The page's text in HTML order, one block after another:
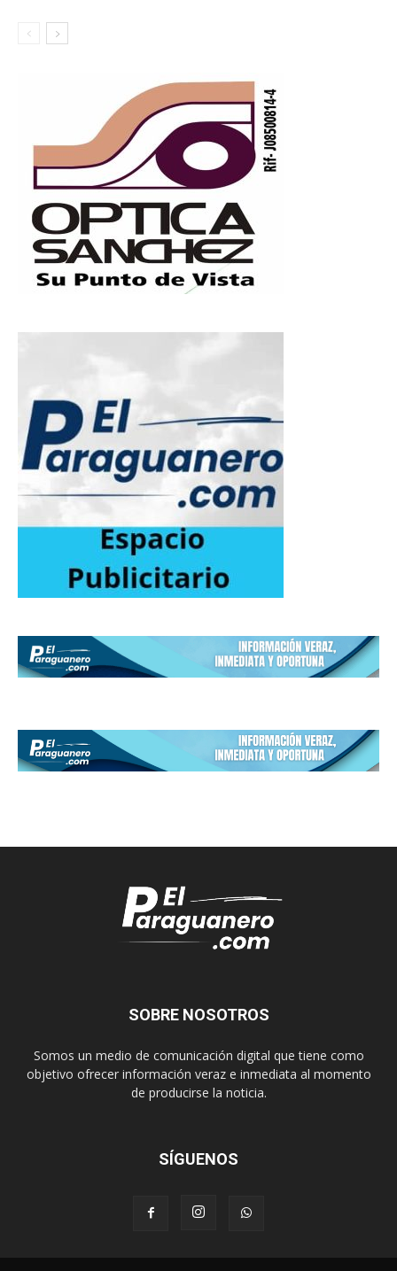
SOBRE NOSOTROS
Somos un medio de comunicación digital que tiene como
objetivo ofrecer información veraz e inmediata al momento
de producirse la noticia.
SÍGUENOS